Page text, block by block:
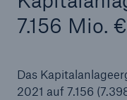
7.156 Mio. €
Das
2021 auf 7.156